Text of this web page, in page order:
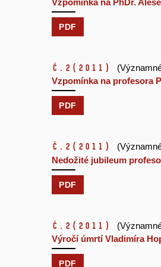
PDF
č.2 (2011)
Vzpomínka na profesora
PDF
č.2 (2011)
Nedožité jubileum
PDF
č.2 (2011)
Výročí úmrtí Vladimíra
PDF